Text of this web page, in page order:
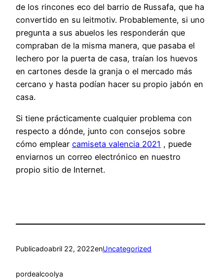
de los rincones eco del barrio de Russafa, que ha
convertido en su leitmotiv. Probablemente, si uno
pregunta a sus abuelos les responderán que
compraban de la misma manera, que pasaba el
lechero por la puerta de casa, traían los huevos
en cartones desde la granja o el mercado más
cercano y hasta podían hacer su propio jabón en
casa.
Si tiene prácticamente cualquier problema con
respecto a dónde, junto con consejos sobre
cómo emplear camiseta valencia 2021 , puede
enviarnos un correo electrónico en nuestro
propio sitio de Internet.
Publicadoabril 22, 2022enUncategorized
pordealcoolya